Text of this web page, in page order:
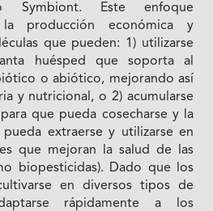
Symbiont. Este enfoque
producción económica y
que pueden: 1) utilizarse
huésped que soporta al
o abiótico, mejorando así
y nutricional, o 2) acumularse
que pueda cosecharse y la
pueda extraerse y utilizarse en
que mejoran la salud de las
biopesticidas). Dado que los
en diversos tipos de
rápidamente a los